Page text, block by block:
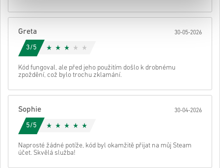
kódu.
Greta 30-05-2026
3/5
Kód fungoval, ale před jeho použitím došlo k drobnému
zpoždění, což bylo trochu zklamání.
Sophie 30-04-2026
5/5
Naprosté žádné potíže, kód byl okamžitě přijat na můj Steam
účet. Skvělá služba!